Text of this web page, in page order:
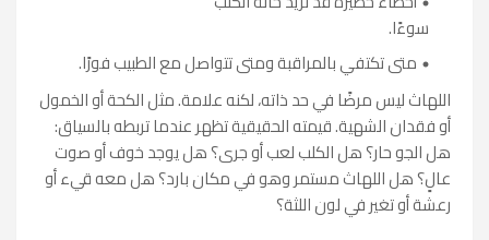
سوءًا.
متى تكتفي بالمراقبة ومتى تتواصل مع الطبيب فورًا.
اللهاث ليس مرضًا في حد ذاته، لكنه علامة. مثل الكحة أو الخمول
أو فقدان الشهية. قيمته الحقيقية تظهر عندما تربطه بالسياق:
هل الجو حار؟ هل الكلب لعب أو جرى؟ هل يوجد خوف أو صوت
عالٍ؟ هل اللهاث مستمر وهو في مكان بارد؟ هل معه قيء أو
رعشة أو تغير في لون اللثة؟